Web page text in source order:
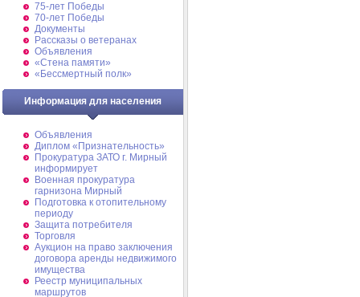
75-лет Победы
70-лет Победы
Документы
Рассказы о ветеранах
Объявления
«Стена памяти»
«Бессмертный полк»
Информация для населения
Объявления
Диплом «Признательность»
Прокуратура ЗАТО г. Мирный
информирует
Военная прокуратура
гарнизона Мирный
Подготовка к отопительному
периоду
Защита потребителя
Торговля
Аукцион на право заключения
договора аренды недвижимого
имущества
Реестр муниципальных
маршрутов